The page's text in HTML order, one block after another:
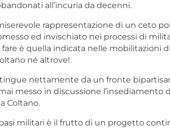
all’incuria da decenni.
rappresentazione di un ceto
ed invischiato nei processi di
fare è quella indicata nelle mobilitazioni
né altrove!
nettamente da un fronte
messo in discussione l’insediamento
Coltano.
militari è il frutto di un progetto